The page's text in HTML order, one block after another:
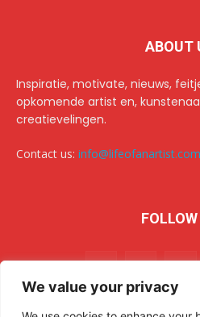
We value your privacy
ABOUT
Inspiratie, motivate, nieuws,
opkomende artist en,
creatievelingen.
Contact us: info@lifeofanartist.com